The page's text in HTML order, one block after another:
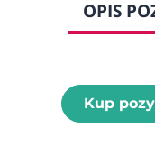
OPIS
Kup